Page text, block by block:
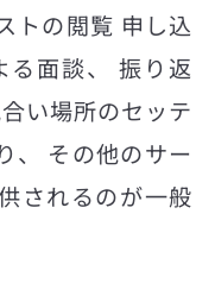
トの閲覧 申し込
る面談、 振り返
い場所のセッテ
、 その他のサー
されるのが一般